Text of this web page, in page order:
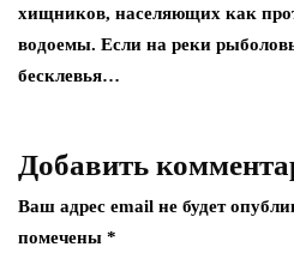
хищников, населяющих как
водоемы. Если на реки
бесклевья…
Добавить
Ваш адрес email не будет
помечены *